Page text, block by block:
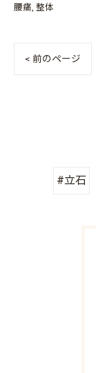
腰痛 整体
< 前のページ
#立石